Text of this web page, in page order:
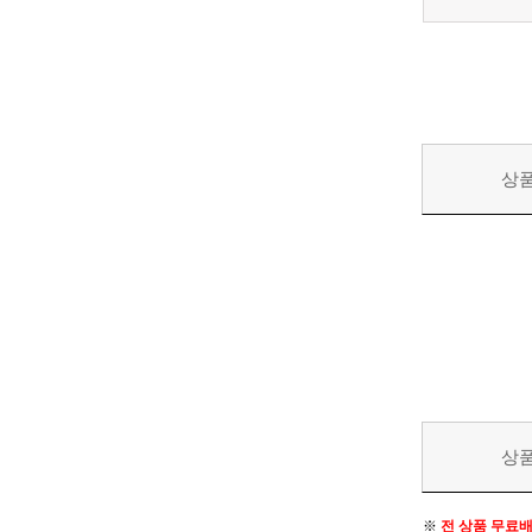
상
상
※ 전 상품 무료